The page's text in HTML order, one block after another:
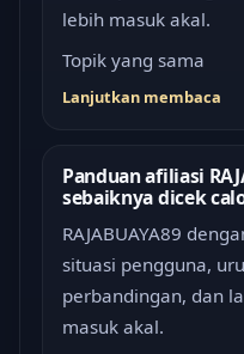
lebih masuk akal.
Topik yang sama
Lanjutkan membaca
Panduan afiliasi
sebaiknya dicek
RAJABUAYA89
situasi pengguna,
perbandingan, dan
masuk akal.